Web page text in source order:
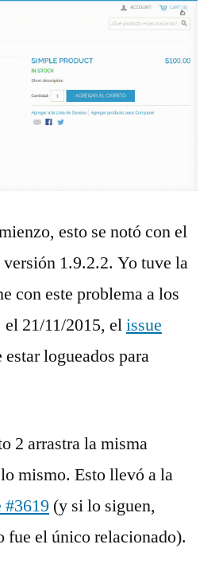
esto se notó con el
1.9.2.2. Yo tuve la
con este problema a los
el 21/11/2015, elissue
estar logueados para
2 arrastra la misma
mismo. Esto llevó a la
#3619 (y si lo siguen,
fue el único relacionado).